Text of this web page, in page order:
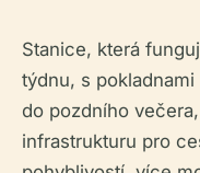
Stanice, která
týdnu, s
do pozdního
infrastrukturu pro